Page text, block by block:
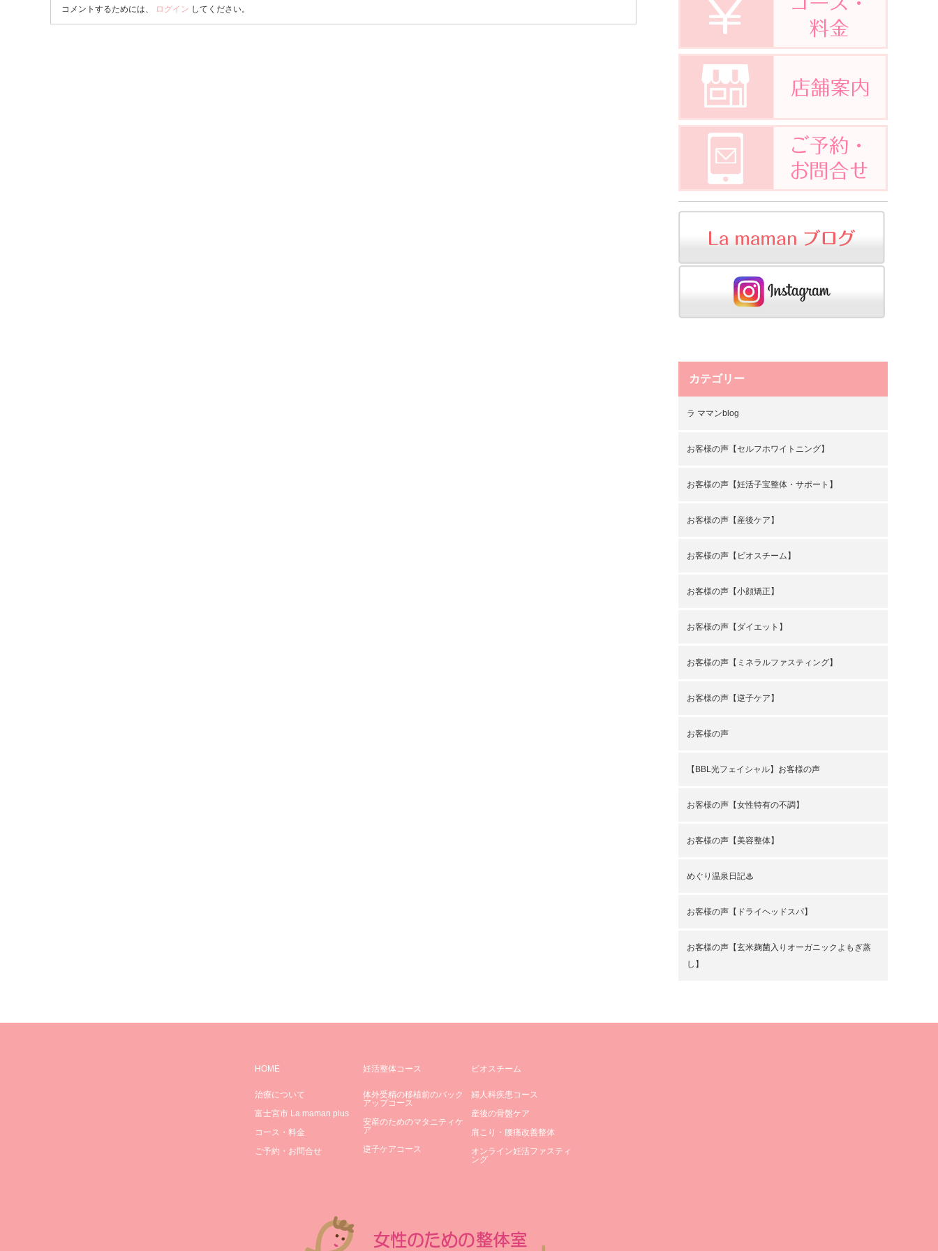
コメントするためには、 ログイン してください。
カテゴリー
ラ ママンblog
お客様の声【セルフホワイトニング】
お客様の声【妊活子宝整体・サポート】
お客様の声【産後ケア】
お客様の声【ビオスチーム】
お客様の声【小顔矯正】
お客様の声【ダイエット】
お客様の声【ミネラルファスティング】
お客様の声【逆子ケア】
お客様の声
【BBL光フェイシャル】お客様の声
お客様の声【女性特有の不調】
お客様の声【美容整体】
めぐり温泉日記♨
お客様の声【ドライヘッドスパ】
お客様の声【玄米麹菌入りオーガニックよもぎ蒸
し】
HOME
治療について
富士宮市 La maman plus
コース・料金
ご予約・お問合せ
妊活整体コース
体外受精の移植前のバック
アップコース
安産のためのマタニティケ
ア
逆子ケアコース
ビオスチーム
婦人科疾患コース
産後の骨盤ケア
肩こり・腰痛改善整体
オンライン妊活ファスティ
ング